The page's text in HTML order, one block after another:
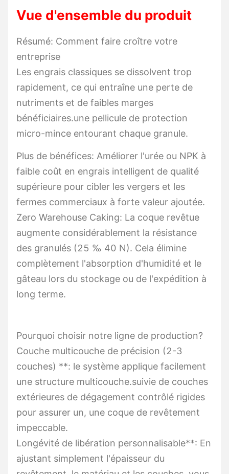
Vue d'ensemble du produit
Résumé: Comment faire croître votre
entreprise
Les engrais classiques se dissolvent trop
rapidement, ce qui entraîne une perte de
nutriments et de faibles marges
bénéficiaires.une pellicule de protection
micro-mince entourant chaque granule.
Plus de bénéfices: Améliorer l'urée ou NPK à
faible coût en engrais intelligent de qualité
supérieure pour cibler les vergers et les
fermes commerciaux à forte valeur ajoutée.
Zero Warehouse Caking: La coque revêtue
augmente considérablement la résistance
des granulés (25 ‰ 40 N). Cela élimine
complètement l'absorption d'humidité et le
gâteau lors du stockage ou de l'expédition à
long terme.
Pourquoi choisir notre ligne de production?
Couche multicouche de précision (2-3
couches) **: le système applique facilement
une structure multicouche.suivie de couches
extérieures de dégagement contrôlé rigides
pour assurer un, une coque de revêtement
impeccable.
Longévité de libération personnalisable**: En
ajustant simplement l'épaisseur du